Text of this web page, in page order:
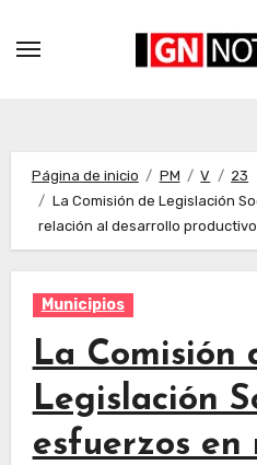
Página de inicio PM V
23
La Comisión de Legislación
relación al desarrollo
Municipios
La Comisión
Legislación
esfuerzos en